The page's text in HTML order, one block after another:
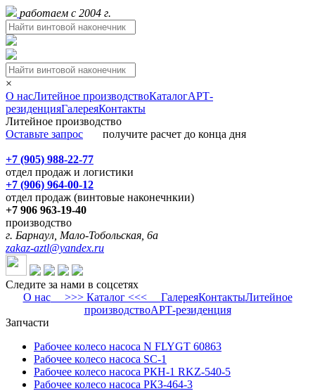
работаем с 2004 г.
×
О насЛитейное производствоКаталогАРТ-
резиденцияГалереяКонтакты
Литейное производство
Оставьте запрос получите расчет до конца дня
+7 (905) 988-22-77
отдел продаж и логистики
+7 (906) 964-00-12
отдел продаж (винтовые наконечнкии)
+7 906 963-19-40
производство
г. Барнаул, Мало-Тобольская, 6а
zakaz-aztl@yandex.ru
Следите за нами в соцсетях
О нас>>> Каталог <<< ГалереяКонтактыЛитейное
производствоАРТ-резиденция
Запчасти
Рабочее колесо насоса N FLYGT 60863
Рабочее колесо насоса SC-1
Рабочее колесо насоса РКН-1 RKZ-540-5
Рабочее колесо насоса РКЗ-464-3